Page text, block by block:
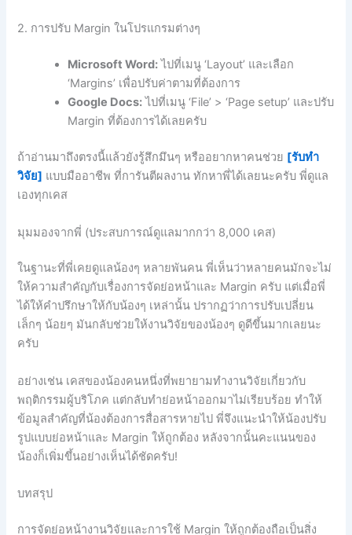
2. การปรับ Margin ในโปรแกรมต่างๆ
Microsoft Word:ไปที่เมนู ‘Layout’ และเลือก
‘Margins’ เพื่อปรับค่าตามที่ต้องการ
Google Docs:ไปที่เมนู ‘File’ > ‘Page setup’ และปรับ
Margin ที่ต้องการได้เลยครับ
ถ้าอ่านมาถึงตรงนี้แล้วยังรู้สึกมึนๆ หรืออยากหาคนช่วย [รับทำ
วิจัย] แบบมืออาชีพ ที่การันตีผลงาน ทักหาพี่ได้เลยนะครับ พี่ดูแล
เองทุกเคส
มุมมองจากพี่ (ประสบการณ์ดูแลมากกว่า 8,000 เคส)
ในฐานะที่พี่เคยดูแลน้องๆ หลายพันคน พี่เห็นว่าหลายคนมักจะไม่
ให้ความสำคัญกับเรื่องการจัดย่อหน้าและ Margin ครับ แต่เมื่อพี่
ได้ให้คำปรึกษาให้กับน้องๆ เหล่านั้น ปรากฏว่าการปรับเปลี่ยน
เล็กๆ น้อยๆ มันกลับช่วยให้งานวิจัยของน้องๆ ดูดีขึ้นมากเลยนะ
ครับ
อย่างเช่น เคสของน้องคนหนึ่งที่พยายามทำงานวิจัยเกี่ยวกับ
พฤติกรรมผู้บริโภค แต่กลับทำย่อหน้าออกมาไม่เรียบร้อย ทำให้
ข้อมูลสำคัญที่น้องต้องการสื่อสารหายไป พี่จึงแนะนำให้น้องปรับ
รูปแบบย่อหน้าและ Margin ให้ถูกต้อง หลังจากนั้นคะแนนของ
น้องก็เพิ่มขึ้นอย่างเห็นได้ชัดครับ!
บทสรุป
การจัดย่อหน้างานวิจัยและการใช้ Margin ให้ถูกต้องถือเป็นสิ่ง